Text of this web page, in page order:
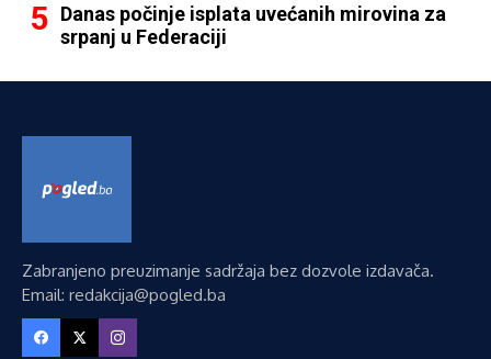
Danas počinje isplata uvećanih mirovina za
srpanj u Federaciji
Zabranjeno preuzimanje sadržaja bez dozvole izdavača.
Email: redakcija@pogled.ba